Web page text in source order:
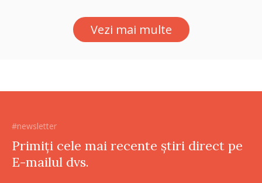
puse în funcțiune
Vezi mai multe
#newsletter
Primiți cele mai recente știri direct pe
E-mailul dvs.